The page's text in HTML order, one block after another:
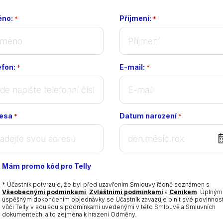
* Příjmení: *
* E-mail: *
* Datum narození *
DD
dot
YYYY
Mám promo kód pro Telly
* Účastník potvrzuje, že byl před uzavřením Smlouvy řádně seznámen s
Všeobecnými podmínkami Zvláštními podmínkami a Ceníkem .
úspěšným dokončením objednávky se Účastník zavazuje plnit své
vůči Telly v souladu s podmínkami uvedenými v této Smlouvě a Smluvních
dokumentech, a to zejména k hrazení Odměny.